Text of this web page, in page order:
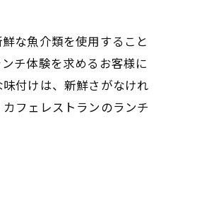
な魚介類を使用すること
チ体験を求めるお客様に
付けは、新鮮さがなけれ
フェレストランのランチ